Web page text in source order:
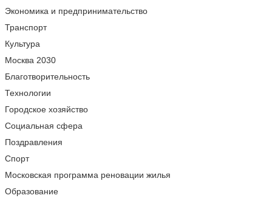
Экономика и предпринимательство
Транспорт
Культура
Москва 2030
Благотворительность
Технологии
Городское хозяйство
Социальная сфера
Поздравления
Спорт
Московская программа реновации жилья
Образование